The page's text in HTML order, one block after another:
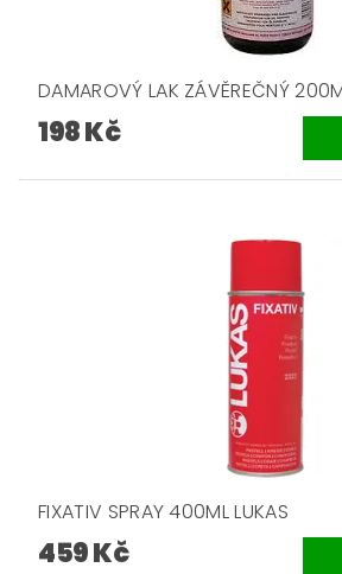
DAMAROVÝ LAK ZÁVĚREČNÝ
198 Kč
FIXATIV SPRAY 400ML LUKAS
459 Kč